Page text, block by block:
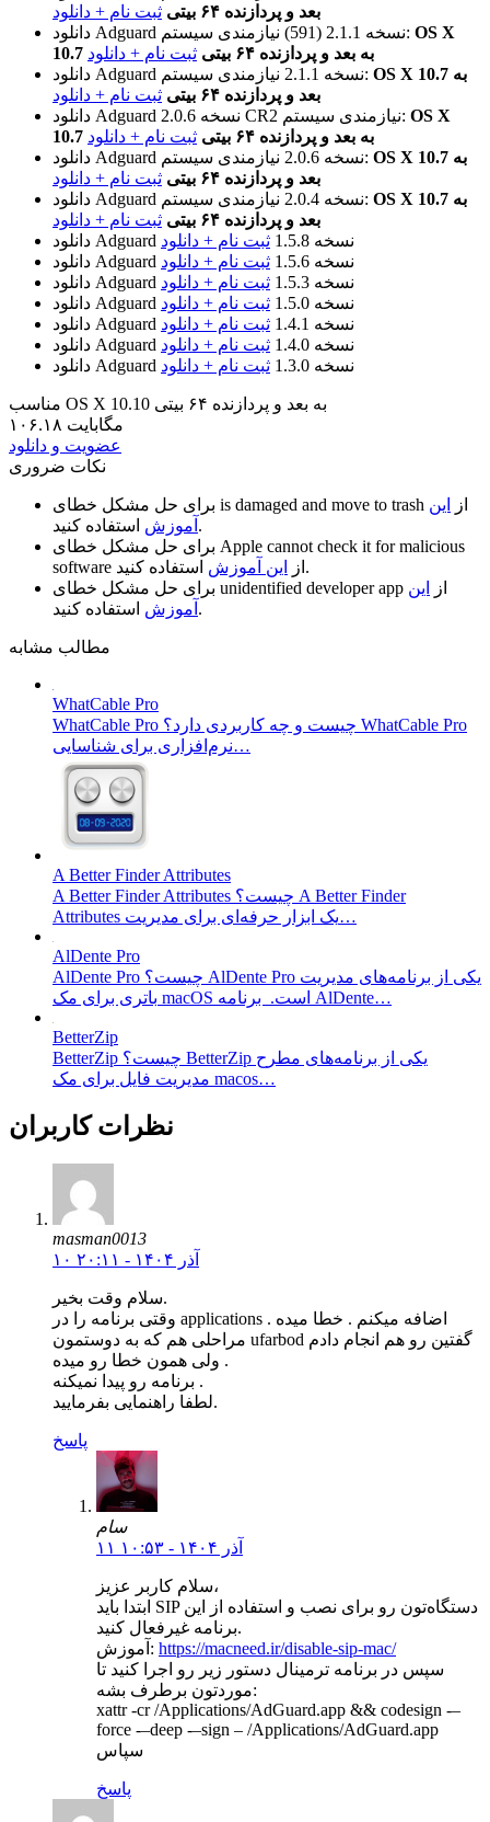
بعد و پردازنده ۶۴ بیتی
ثبت نام + دانلود
دانلود Adguard
نسخه 2.1.1 (591)نیازمندی سیستم: OS X
10.7 به بعد و پردازنده ۶۴ بیتی
ثبت نام + دانلود
دانلود Adguard
نسخه 2.1.1نیازمندی سیستم: OS X 10.7 به
بعد و پردازنده ۶۴ بیتی
ثبت نام + دانلود
دانلود Adguard
نسخه 2.0.6 CR2 نیازمندی سیستم: OS X
10.7 به بعد و پردازنده ۶۴ بیتی
ثبت نام + دانلود
دانلود Adguard
نسخه 2.0.6نیازمندی سیستم: OS X 10.7 به
بعد و پردازنده ۶۴ بیتی
ثبت نام + دانلود
دانلود Adguard
نسخه 2.0.4نیازمندی سیستم: OS X 10.7 به
بعد و پردازنده ۶۴ بیتی
ثبت نام + دانلود
دانلود Adguard
نسخه 1.5.8
ثبت نام + دانلود
دانلود Adguard
نسخه 1.5.6
ثبت نام + دانلود
دانلود Adguard
نسخه 1.5.3
ثبت نام + دانلود
دانلود Adguard
نسخه 1.5.0
ثبت نام + دانلود
دانلود Adguard
نسخه 1.4.1
ثبت نام + دانلود
دانلود Adguard
نسخه 1.4.0
ثبت نام + دانلود
دانلود Adguard
نسخه 1.3.0 ثبت نام + دانلود
مناسب OS X 10.10 به بعد و پردازنده ۶۴ بیتی
۱۰۶.۱۸ مگابایت
عضویت و دانلود
نکات ضروری
is damaged and move to trash از
این
آموزش استفاده کنید.
Apple cannot check it for malicious
software
از این آموزش
استفاده کنید.
unidentified developer app از
این
آموزش استفاده کنید.
مطالب مشابه
WhatCable Pro
WhatCable Pro چیست و چه کاربردی دارد؟ WhatCable Pro
نرم‌افزاری برای شناسایی…
A Better Finder Attributes
A Better Finder Attributes چیست؟ A Better Finder
Attributes یک ابزار حرفه‌ای برای مدیریت…
AlDente Pro
AlDente Pro چیست؟ AlDente Pro یکی از برنامه‌های مدیریت
باتری برای مک macOS است. برنامه AlDente…
BetterZip
BetterZip چیست؟ BetterZip یکی از برنامه‌های مطرح
مدیریت فایل برای مک macos…
نظرات کاربران
masman0013
۱۰ آذر ۱۴۰۴ - ۲۰:۱۱
سلام وقت بخیر.
وقتی برنامه را در applications اضافه میکنم . خطا میده .
مراحلی هم که به دوستمون ufarbod گفتین رو هم انجام دادم
ولی همون خطا رو میده .
برنامه رو پیدا نمیکنه .
لطفا راهنمایی بفرمایید.
پاسخ
سام
۱۱ آذر ۱۴۰۴ - ۱۰:۵۳
سلام کاربر عزیز،
ابتدا باید SIP دستگاه‌تون رو برای نصب و استفاده از این
برنامه غیرفعال کنید.
آموزش: https://macneed.ir/disable-sip-mac/
سپس در برنامه ترمینال دستور زیر رو اجرا کنید تا
موردتون برطرف بشه:
xattr -cr /Applications/AdGuard.app && codesign -–
force -–deep -–sign – /Applications/AdGuard.app
سپاس
پاسخ